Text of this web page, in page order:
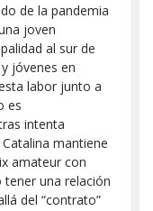
de la pandemia
joven
al sur de
jóvenes en
labor junto a
es
intenta
mantiene
amateur con
una relación
del “contrato”